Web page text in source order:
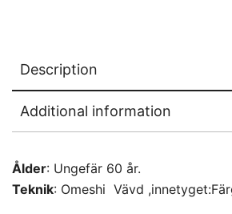
Description
Additional information
Ålder: Ungefär 60 år.
Teknik: Omeshi Vävd